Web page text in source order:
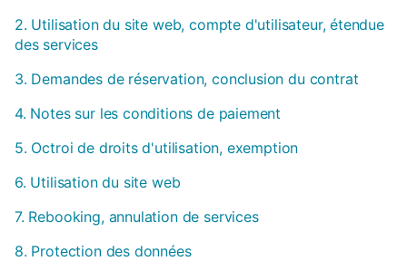
2. Utilisation du site web, compte d'utilisateur, étendue
des services
3. Demandes de réservation, conclusion du contrat
4. Notes sur les conditions de paiement
5. Octroi de droits d'utilisation, exemption
6. Utilisation du site web
7. Rebooking, annulation de services
8. Protection des données